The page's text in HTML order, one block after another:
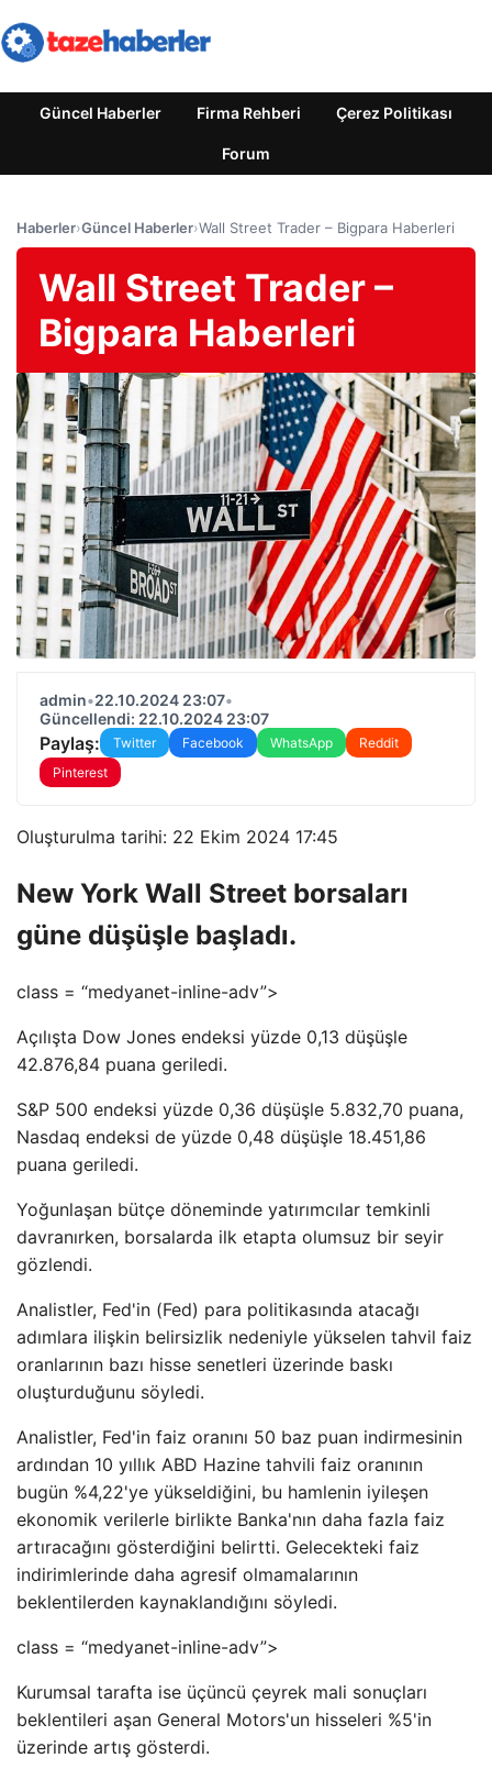
Güncel Haberler Firma Rehberi Çerez Politikası
Forum
Haberler›Güncel Haberler›Wall Street Trader – Bigpara Haberleri
Wall Street Trader –
Bigpara Haberleri
admin•22.10.2024 23:07•
Güncellendi: 22.10.2024 23:07
Paylaş: Twitter Facebook WhatsApp
Reddit
Pinterest
Oluşturulma tarihi: 22 Ekim 2024 17:45
New York Wall Street borsaları
güne düşüşle başladı.
class = “medyanet-inline-adv”>
Açılışta Dow Jones endeksi yüzde 0,13 düşüşle
42.876,84 puana geriledi.
S&P 500 endeksi yüzde 0,36 düşüşle 5.832,70 puana,
Nasdaq endeksi de yüzde 0,48 düşüşle 18.451,86
puana geriledi.
Yoğunlaşan bütçe döneminde yatırımcılar temkinli
davranırken, borsalarda ilk etapta olumsuz bir seyir
gözlendi.
Analistler, Fed'in (Fed) para politikasında atacağı
adımlara ilişkin belirsizlik nedeniyle yükselen tahvil faiz
oranlarının bazı hisse senetleri üzerinde baskı
oluşturduğunu söyledi.
Analistler, Fed'in faiz oranını 50 baz puan indirmesinin
ardından 10 yıllık ABD Hazine tahvili faiz oranının
bugün %4,22'ye yükseldiğini, bu hamlenin iyileşen
ekonomik verilerle birlikte Banka'nın daha fazla faiz
artıracağını gösterdiğini belirtti. Gelecekteki faiz
indirimlerinde daha agresif olmamalarının
beklentilerden kaynaklandığını söyledi.
class = “medyanet-inline-adv”>
Kurumsal tarafta ise üçüncü çeyrek mali sonuçları
beklentileri aşan General Motors'un hisseleri %5'in
üzerinde artış gösterdi.